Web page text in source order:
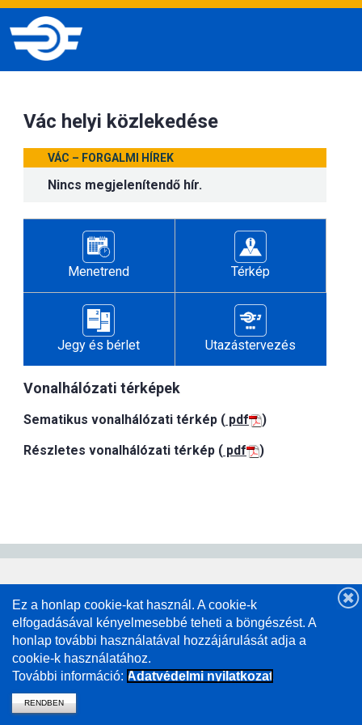
Vác helyi közlekedése
VÁC – FORGALMI HÍREK
Nincs megjelenítendő hír.
Menetrend Térkép
Jegy és bérlet Utazástervezés
Vonalhálózati térképek
Sematikus vonalhálózati térkép ( pdf
)
Részletes vonalhálózati térkép ( pdf )
Ez a honlap cookie-kat használ. A cookie-k
elfogadásával kényelmesebbé teheti a böngészést. A
honlap további használatával hozzájárulását adja a
cookie-k használatához.
További információ: Adatvédelmi nyilatkozat
RENDBEN